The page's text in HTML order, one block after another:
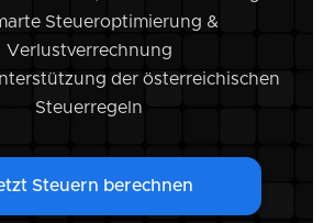
Steueroptimierung &
Verlustverrechnung
der österreichischen
Steuerregeln
Steuern berechnen